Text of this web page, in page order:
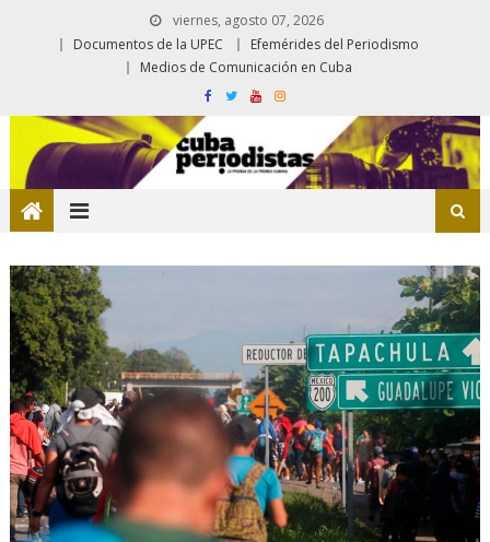
viernes, agosto 07, 2026
Documentos de la UPEC
Efemérides del Periodismo
Medios de Comunicación en Cuba